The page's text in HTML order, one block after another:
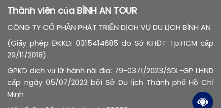
Thành viên của BÌNH AN TOUR
CÔNG TY CỔ PHẦN PHÁT TRIỂN DỊCH VỤ DU LỊCH BÌNH AN
(Giấy phép ĐKKD: 0315414685 do Sở KHĐT Tp.HCM cấp
29/11/2018)
GPKD dịch vụ lữ hành nội địa: 79-0371/2023/SDL-GP LHND
cấp ngày 05/07/2023 bởi Sở Du lịch Thành phố Hồ Chí
Minh